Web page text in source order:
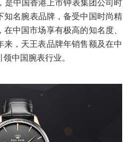
是中国香港上市钟表集团公司时
知名腕表品牌，备受中国时尚精
中国市场享有极高的知名度、
来，天王表品牌年销售额及在中
中国腕表行业。